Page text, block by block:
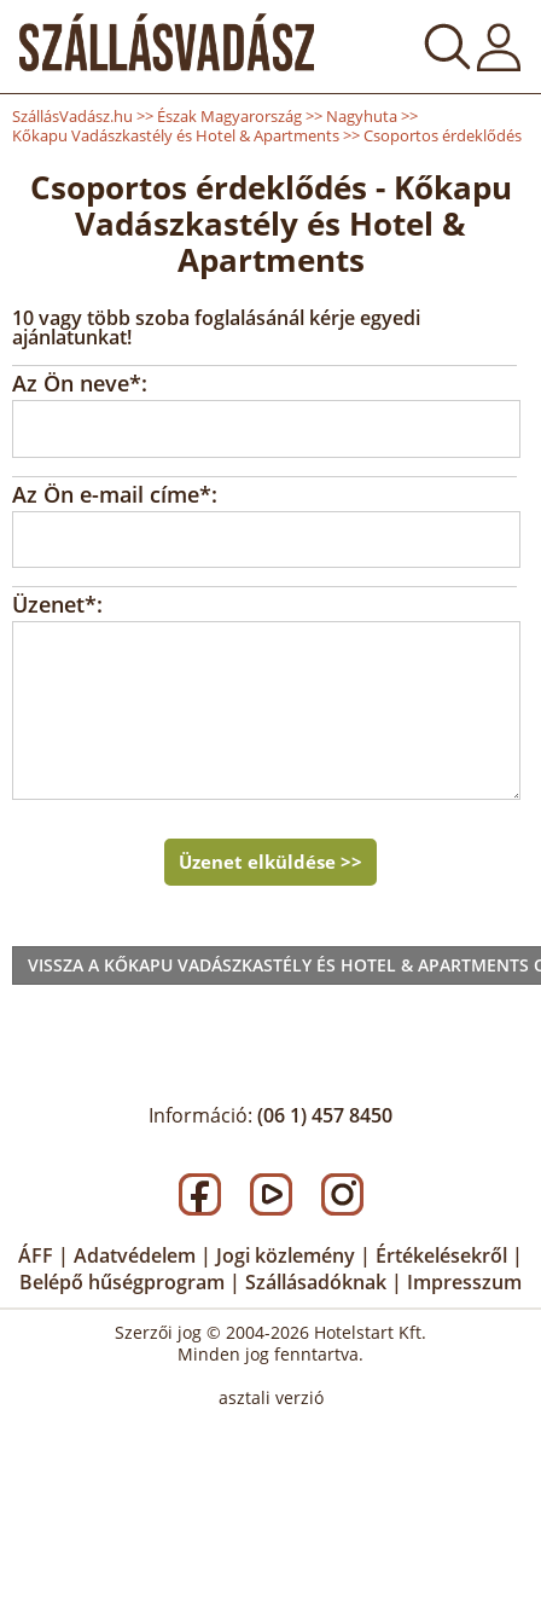
SzállásVadász.hu >> Észak Magyarország>> Nagyhuta>>
Kőkapu Vadászkastély és Hotel & Apartments>>Csoportos érdeklődés
Csoportos érdeklődés - Kőkapu
Vadászkastély és Hotel &
Apartments
10 vagy több szoba foglalásánál kérje egyedi
ajánlatunkat!
Az Ön neve*:
Az Ön e-mail címe*:
Üzenet*:
Üzenet elküldése >>
VISSZA A KŐKAPU VADÁSZKASTÉLY ÉS HOTEL & APARTMENTS
Információ: (06 1) 457 8450
ÁFF | Adatvédelem | Jogi közlemény | Értékelésekről |
Belépő hűségprogram | Szállásadóknak | Impresszum
Szerzői jog © 2004-2026 Hotelstart Kft.
Minden jog fenntartva.
asztali verzió